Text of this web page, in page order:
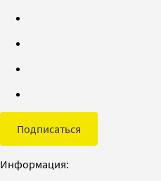
Подписаться
Информация: